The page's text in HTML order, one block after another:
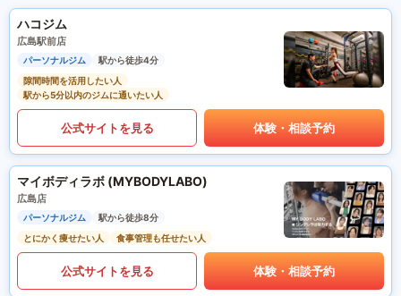
ハコジム
広島駅前店
パーソナルジム
駅から徒歩4分
隙間時間を活用したい人
駅から5分以内のジムに通いたい人
公式サイトを見る 体験・相談予約
マイボディラボ (MYBODYLABO)
広島店
パーソナルジム
駅から徒歩8分
とにかく痩せたい人
食事管理も任せたい人
公式サイトを見る 体験・相談予約